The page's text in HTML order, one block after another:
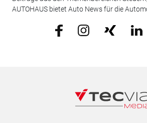
AUTOHAUS bietet Auto News für die